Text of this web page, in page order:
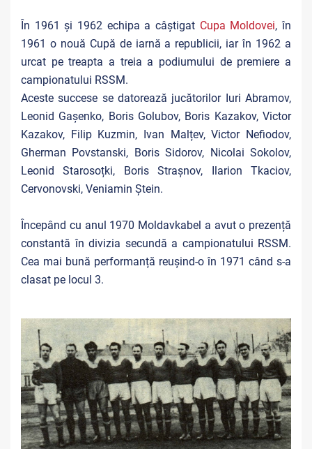
În 1961 și 1962 echipa a câștigat Cupa Moldovei, în
1961 o nouă Cupă de iarnă a republicii, iar în 1962 a
urcat pe treapta a treia a podiumului de premiere a
campionatului RSSM.
Aceste succese se datorează jucătorilor Iuri Abramov,
Leonid Gașenko, Boris Golubov, Boris Kazakov, Victor
Kazakov, Filip Kuzmin, Ivan Malțev, Victor Nefiodov,
Gherman Povstanski, Boris Sidorov, Nicolai Sokolov,
Leonid Starosoțki, Boris Strașnov, Ilarion Tkaciov,
Cervonovski, Veniamin Ștein.
Începând cu anul 1970 Moldavkabel a avut o prezență
constantă în divizia secundă a campionatului RSSM.
Cea mai bună performanță reușind-o în 1971 când s-a
clasat pe locul 3.